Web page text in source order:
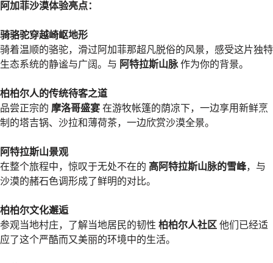
阿加菲沙漠体验亮点：
骑骆驼穿越崎岖地形
骑着温顺的骆驼，滑过阿加菲那超凡脱俗的风景，感受这片独特
生态系统的静谧与广阔。与 阿特拉斯山脉作为你的背景。
柏柏尔人的传统待客之道
品尝正宗的 摩洛哥盛宴 在游牧帐篷的荫凉下，一边享用新鲜烹
制的塔吉锅、沙拉和薄荷茶，一边欣赏沙漠全景。
阿特拉斯山景观
在整个旅程中，惊叹于无处不在的 高阿特拉斯山脉的雪峰，与
沙漠的赭石色调形成了鲜明的对比。
柏柏尔文化邂逅
参观当地村庄，了解当地居民的韧性 柏柏尔人社区 他们已经适
应了这个严酷而又美丽的环境中的生活。